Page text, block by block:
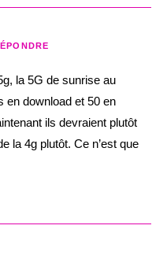
la 5G de sunrise au
en download et 50 en
ils devraient plutôt
la 4g plutôt. Ce n’est que